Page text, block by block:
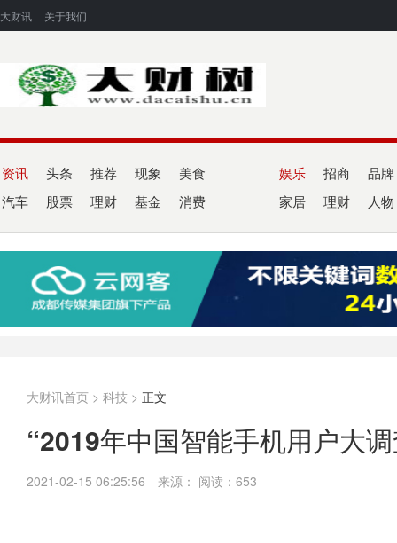
大财讯 关于我们
资讯 头条 推荐 现象 美食
汽车 股票 理财 基金 消费
娱乐 招商 品牌
家居 理财 人物
大财讯首页 > 科技 > 正文
“2019年中国智能手机用户大
2021-02-15 06:25:56 来源： 阅读：653